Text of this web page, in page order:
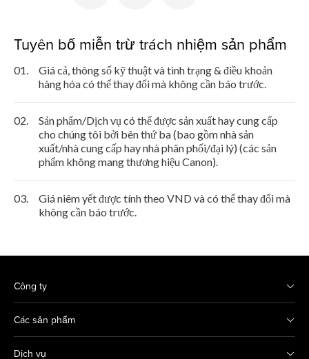
Tuyên bố miễn trừ trách nhiệm sản phẩm
01.
Giá cả, thông số kỹ thuật và tình trạng & điều khoản
hàng hóa có thể thay đổi mà không cần báo trước.
02.
Sản phẩm/Dịch vụ có thể được sản xuất hay cung cấp
cho chúng tôi bởi bên thứ ba (bao gồm nhà sản
xuất/nhà cung cấp hay nhà phân phối/đại lý) (các sản
phẩm không mang thương hiệu Canon).
03.
Giá niêm yết được tính theo VND và có thể thay đổi mà
không cần báo trước.
Công ty
Các sản phẩm
Dịch vụ